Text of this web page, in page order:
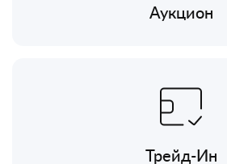
Аукцион
Трейд-Ин